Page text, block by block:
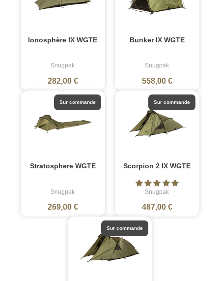
Ionosphère IX WGTE
Snugpak
282,00 €
Bunker IX WGTE
Snugpak
558,00 €
Stratosphere WGTE
Snugpak
269,00 €
Sur commande
Scorpion 2 IX WGTE
Snugpak
487,00 €
Sur commande
Sur commande